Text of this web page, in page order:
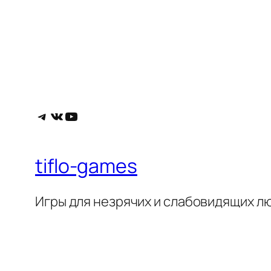
Telegram
ВКонтакте
YouTube
tiflo-games
Игры для незрячих и слабовидящих